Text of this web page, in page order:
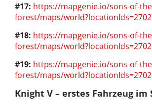
#17: https://mapgenie.io/sons-of-
forest/maps/
#18: https://mapgenie.io/sons-of-
forest/maps/
#19: https://mapgenie.io/sons-of-
forest/maps/
Knight V – erstes Fahrzeug im